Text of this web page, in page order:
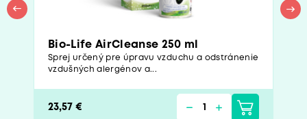
Bio-Life AirCleanse 250 ml
Sprej určený pre úpravu vzduchu a odstránenie
vzdušných alergénov a...
23,57 €